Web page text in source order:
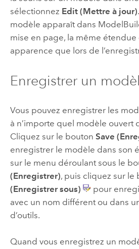
sélectionnez Edit (Mettre à jour)
modèle apparaît dans
mise en page, la même étendue
apparence que lors de
Enregistrer un
Vous pouvez enregistrer les
à n’importe quel modèle ouvert
Cliquez sur le bouton Save
enregistrer le modèle dans son
sur le menu déroulant sous le
(Enregistrer), puis cliquez sur le
(Enregistrer sous)
pour
avec un nom différent ou dans
d’outils.
Quand vous enregistrez un